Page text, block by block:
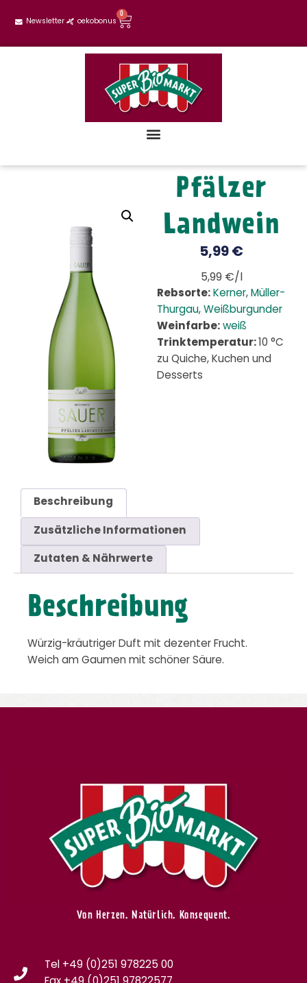
Newsletter oekobonus
0
Pfälzer
Landwein
5,99 €
5,99 €/l
Rebsorte: Kerner, Müller-
Thurgau, Weißburgunder
Weinfarbe: weiß
Trinktemperatur: 10 °C
zu Quiche, Kuchen und
Desserts
Beschreibung
Zusätzliche Informationen
Zutaten & Nährwerte
Beschreibung
Würzig-kräutriger Duft mit dezenter Frucht.
Weich am Gaumen mit schöner Säure.
Von Herzen. Natürlich. Konsequent.
Tel +49 (0)251 978225 00